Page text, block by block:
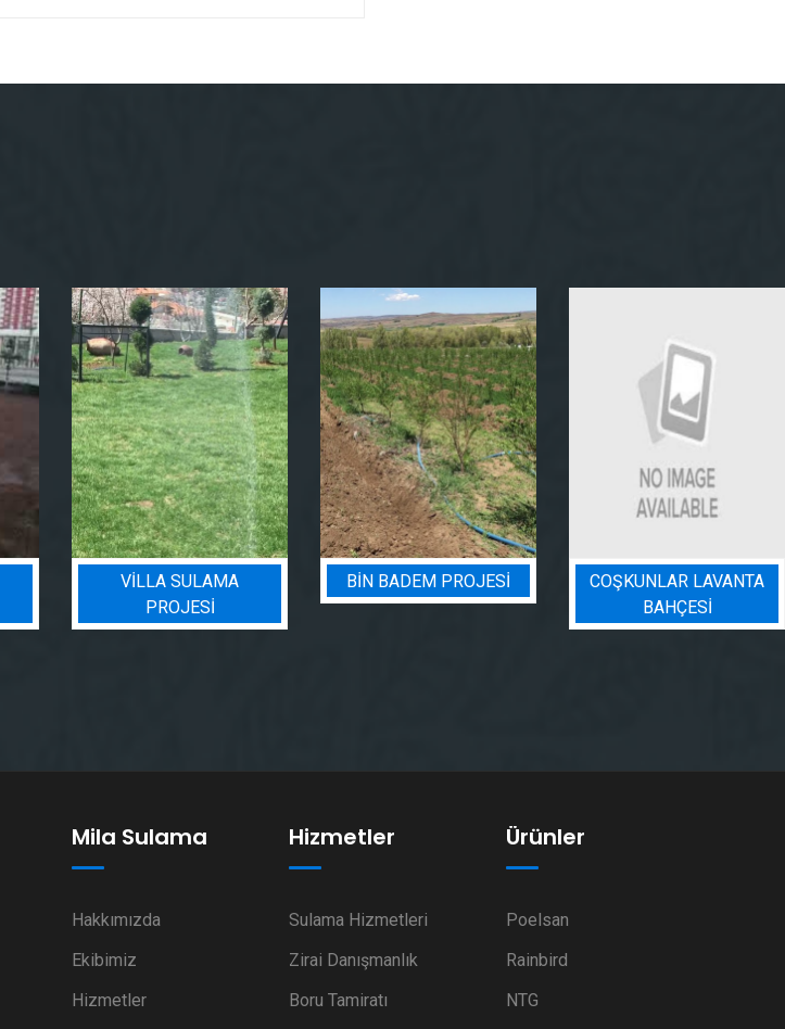
VILLA SULAMA
PROJESI
BIN BADEM PROJESI
COŞKUNLAR LAVANTA
BAHÇESİ
Mila Sulama
Hakkımızda
Ekibimiz
Hizmetler
Hizmetler
Sulama Hizmetleri
Zirai Danışmanlık
Boru Tamiratı
Ürünler
Poelsan
Rainbird
NTG